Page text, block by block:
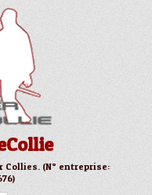
(N° entreprise: